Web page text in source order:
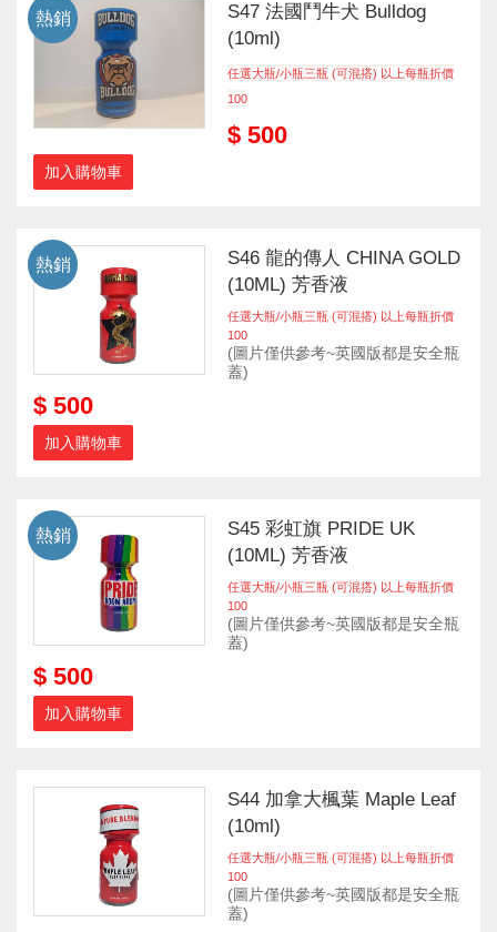
S47 法國鬥牛犬 Bulldog
(10ml)
任選大瓶/小瓶三瓶 (可混搭) 以上每瓶折價
100
$ 500
加入購物車
熱銷
S46 龍的傳人 CHINA GOLD
(10ML) 芳香液
任選大瓶/小瓶三瓶 (可混搭) 以上每瓶折價
100
(圖片僅供參考~英國版都是安全瓶
蓋)
$ 500
加入購物車
熱銷
S45 彩虹旗 PRIDE UK
(10ML) 芳香液
任選大瓶/小瓶三瓶 (可混搭) 以上每瓶折價
100
(圖片僅供參考~英國版都是安全瓶
蓋)
$ 500
加入購物車
熱銷
S44 加拿大楓葉 Maple Leaf
(10ml)
任選大瓶/小瓶三瓶 (可混搭) 以上每瓶折價
100
(圖片僅供參考~英國版都是安全瓶
蓋)